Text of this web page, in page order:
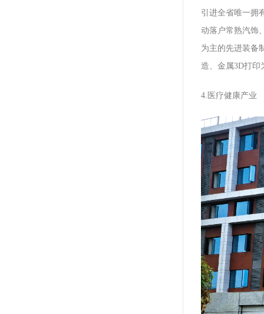
引进全省唯一拥
动落户常熟汽饰
为主的先进装备
造、金属3D打印
4.医疗健康产业